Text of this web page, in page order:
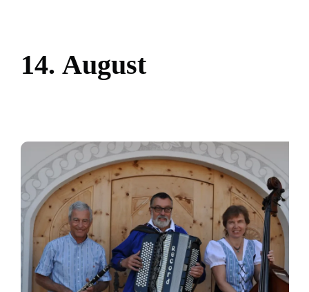
14. August